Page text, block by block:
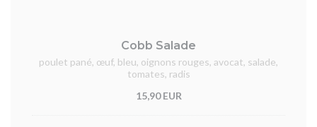
Cobb Salade
poulet pané, œuf, bleu, oignons rouges, avocat, salade,
tomates, radis
15,90 EUR